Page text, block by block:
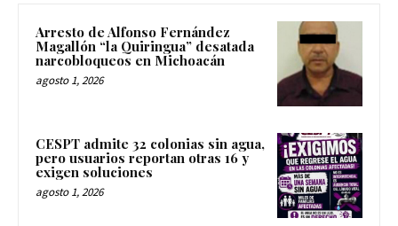
Arresto de Alfonso Fernández
Magallón “la Quiringua” desatada
narcobloqueos en Michoacán
agosto 1, 2026
CESPT admite 32 colonias sin agua,
pero usuarios reportan otras 16 y
exigen soluciones
agosto 1, 2026